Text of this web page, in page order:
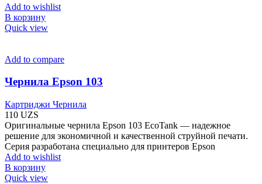
Add to wishlist
В корзину
Quick view
Add to compare
Чернила Epson 103
Картриджи Чернила
110 UZS
Оригинальные чернила Epson 103 EcoTank — надежное
решение для экономичной и качественной струйной печати.
Серия разработана специально для принтеров Epson
Add to wishlist
В корзину
Quick view